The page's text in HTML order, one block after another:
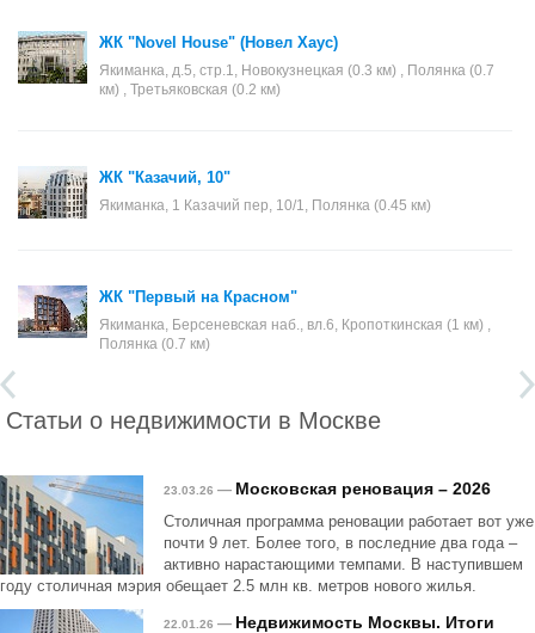
ЖК "Novel House" (Новел Хаус)
Якиманка, д.5, стр.1, Новокузнецкая (0.3 км) , Полянка (0.7
км) , Третьяковская (0.2 км)
ЖК "Казачий, 10"
Якиманка, 1 Казачий пер, 10/1, Полянка (0.45 км)
ЖК "Первый на Красном"
Якиманка, Берсеневская наб., вл.6, Кропоткинская (1 км) ,
Полянка (0.7 км)
Статьи о недвижимости в Москве
23.03.26 — Московская реновация – 2026
Столичная программа реновации работает вот уже
почти 9 лет. Более того, в последние два года –
активно нарастающими темпами. В наступившем
году столичная мэрия обещает 2.5 млн кв. метров нового жилья.
22.01.26 — Недвижимость Москвы. Итоги